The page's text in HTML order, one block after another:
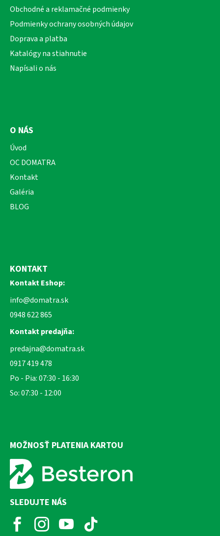
Obchodné a reklamačné podmienky
Podmienky ochrany osobných údajov
Doprava a platba
Katalógy na stiahnutie
Napísali o nás
O NÁS
Úvod
OC DOMATRA
Kontakt
Galéria
BLOG
KONTAKT
Kontakt Eshop:
info@domatra.sk
0948 622 865
Kontakt predajňa:
predajna@domatra.sk
0917 419 478
Po - Pia: 07:30 - 16:30
So: 07:30 - 12:00
MOŽNOSŤ PLATENIA KARTOU
SLEDUJTE NÁS